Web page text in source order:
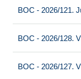
BOC - 2026/121.
BOC - 2026/128.
BOC - 2026/127.